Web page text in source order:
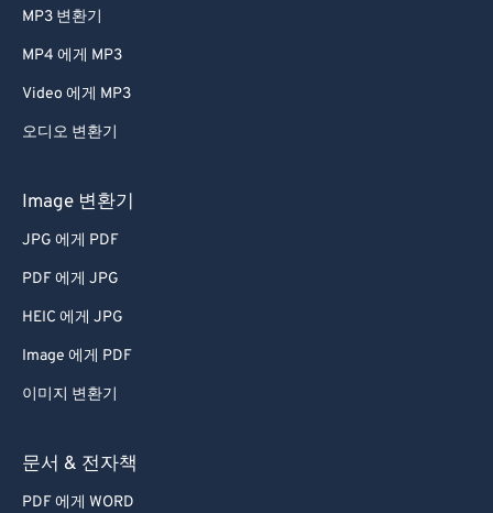
MP3 변환기
MP4 에게 MP3
Video 에게 MP3
오디오 변환기
Image 변환기
JPG 에게 PDF
PDF 에게 JPG
HEIC 에게 JPG
Image 에게 PDF
이미지 변환기
문서 & 전자책
PDF 에게 WORD